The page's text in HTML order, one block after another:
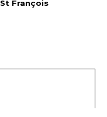
François